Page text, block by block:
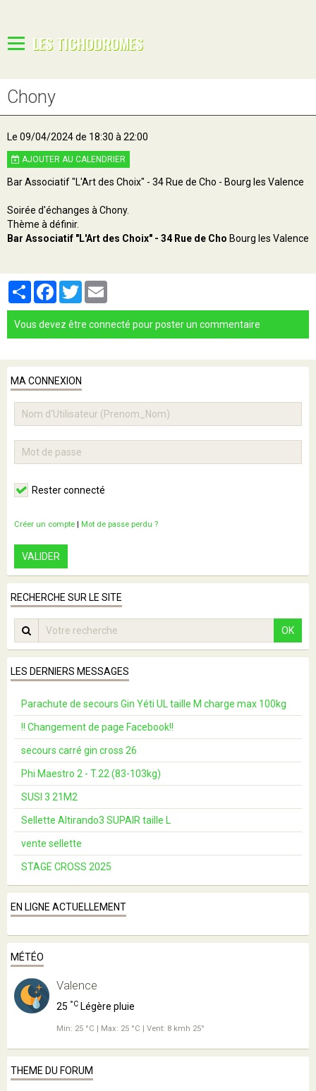
LES TICHODROMES
Chony
Le 09/04/2024de 18:30 à 22:00
AJOUTER AU CALENDRIER
Bar Associatif "L'Art des Choix" - 34 Rue de Cho - Bourg les Valence
Soirée d'échanges à Chony.
Thème à définir.
Bar Associatif "L'Art des Choix" - 34 Rue de Cho Bourg les Valence
PartagerFacebook
Twitter
Vous devez être connecté pour poster un commentaire
MA CONNEXION
Rester connecté
Créer un compte | Mot de passe perdu ?
VALIDER
RECHERCHE SUR LE SITE
OK
LES DERNIERS MESSAGES
Parachute de secours Gin Yéti UL taille M charge max 100kg
!! Changement de page Facebook!!
secours carré gin cross 26
Phi Maestro 2 - T.22 (83-103kg)
SUSI 3 21M2
Sellette Altirando3 SUPAIR taille L
vente sellette
STAGE CROSS 2025
EN LIGNE ACTUELLEMENT
MÉTÉO
Valence
25 °C Légère pluie
Min: 25 °C | Max: 25 °C | Vent: 8 kmh 25°
THEME DU FORUM